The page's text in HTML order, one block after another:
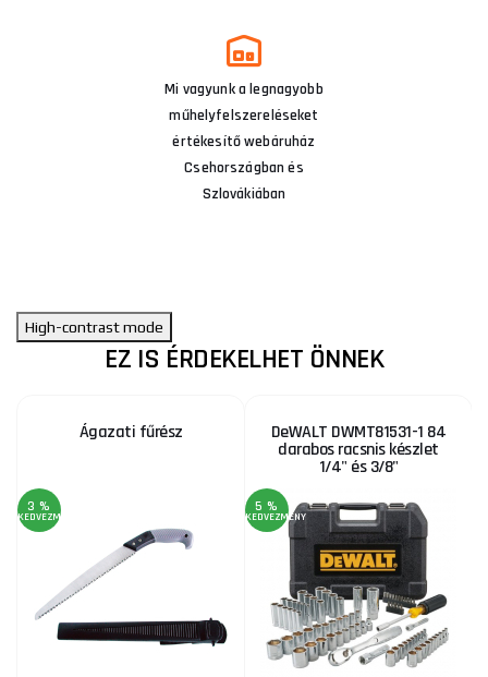
Mi vagyunk a legnagyobb
műhelyfelszereléseket
értékesítő webáruház
Csehországban és
Szlovákiában
High-contrast mode
EZ IS ÉRDEKELHET ÖNNEK
Ágazati fűrész
3 %
KEDVEZMÉNY
DeWALT DWMT81531-1 84
darabos racsnis készlet
1/4" és 3/8"
5 %
KEDVEZMÉNY